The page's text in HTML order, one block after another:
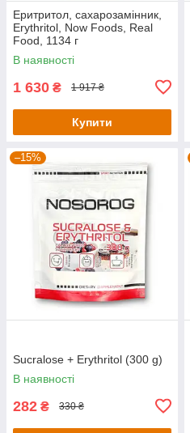
Еритритол, сахарозамінник,
Erythritol, Now Foods, Real
Food, 1134 г
В наявності
1 630 ₴ 1 917 ₴
Купити
–15%
Sucralose + Erythritol (300 g)
В наявності
282 ₴ 330 ₴